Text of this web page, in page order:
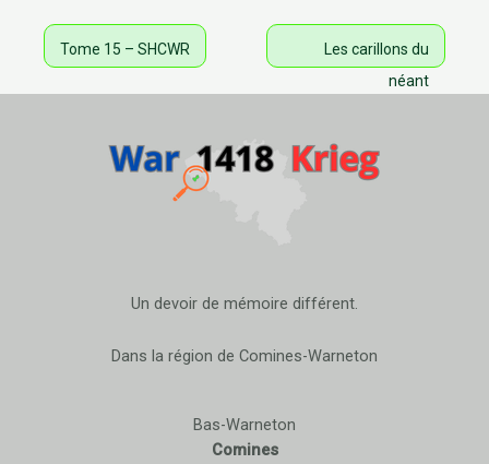
Tome 15 – SHCWR
Les carillons du
néant
Un devoir de mémoire différent.
Dans la région de Comines-Warneton
Bas-Warneton
Comines